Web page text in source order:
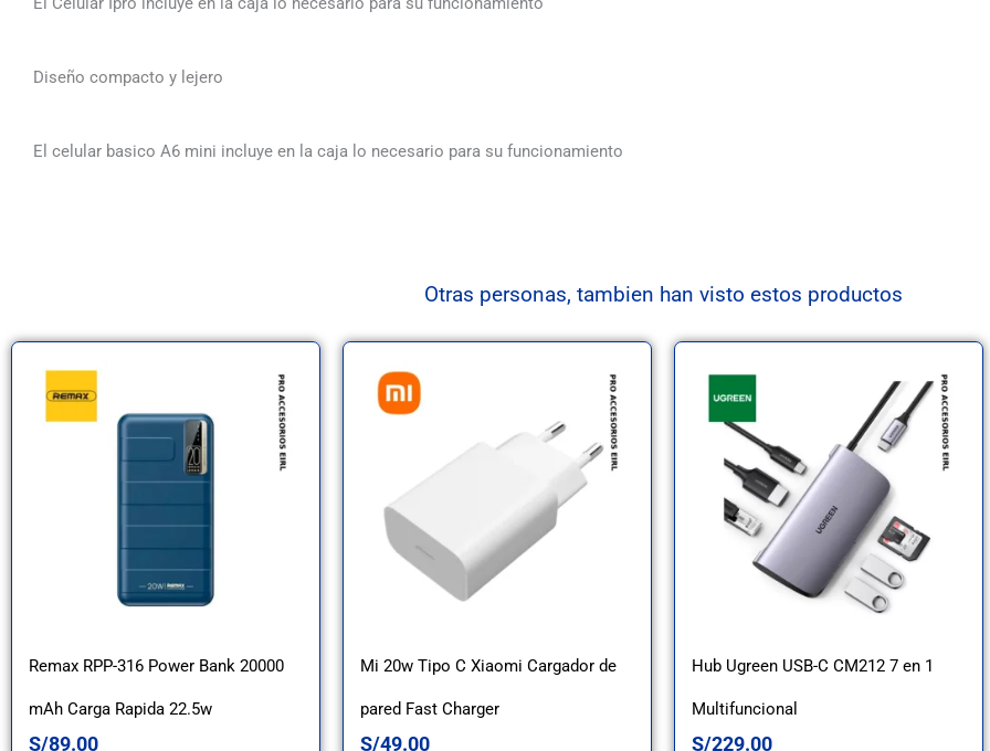
Diseño compacto y lejero
El celular basico A6 mini incluye en la caja lo necesario para su funcionamiento
Otras personas, tambien han visto estos productos
Remax RPP-316 Power Bank 20000
mAh Carga Rapida 22.5w
S/89.00
Mi 20w Tipo C Xiaomi Cargador de
pared Fast Charger
S/49.00
Hub Ugreen USB-C CM212 7 en 1
Multifuncional
S/229.00